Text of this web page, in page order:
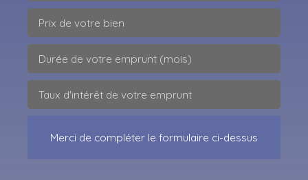
Prix de votre bien
Durée de votre emprunt (mois)
Taux d'intérêt de votre emprunt
Merci de compléter le formulaire ci-dessus